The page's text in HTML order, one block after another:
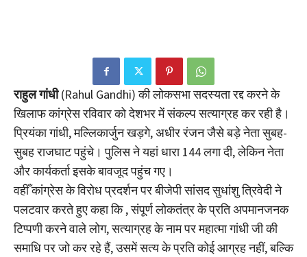
राहुल गांधी(Rahul Gandhi) की लोकसभा सदस्यता रद्द करने के
खिलाफ कांग्रेस रविवार को देशभर में संकल्प सत्याग्रह कर रही है।
प्रियंका गांधी, मल्लिकार्जुन खड़गे, अधीर रंजन जैसे बड़े नेता सुबह-
सुबह राजघाट पहुंचे। पुलिस ने यहां धारा 144 लगा दी, लेकिन नेता
और कार्यकर्ता इसके बावजूद पहुंच गए।
वहीँ कांग्रेस के विरोध प्रदर्शन पर बीजेपी सांसद सुधांशु त्रिवेदी ने
पलटवार करते हुए कहा कि , संपूर्ण लोकतंत्र के प्रति अपमानजनक
टिप्पणी करने वाले लोग, सत्याग्रह के नाम पर महात्मा गांधी जी की
समाधि पर जो कर रहे हैं, उसमें सत्य के प्रति कोई आग्रह नहीं, बल्कि